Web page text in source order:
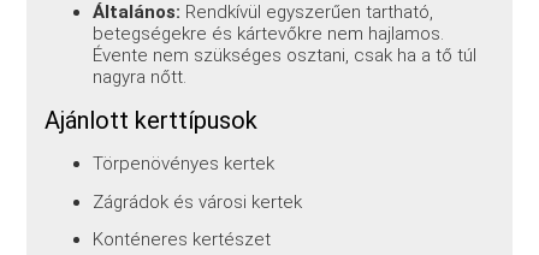
Általános: Rendkívül egyszerűen tartható,
betegségekre és kártevőkre nem hajlamos.
Évente nem szükséges osztani, csak ha a tő túl
nagyra nőtt.
Ajánlott kerttípusok
Törpenövényes kertek
Zágrádok és városi kertek
Konténeres kertészet